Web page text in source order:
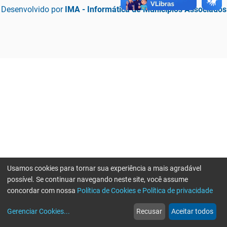
Desenvolvido por IMA - Informática de Municípios Associados
web
Notícias
more_horiz
Mais
Usamos cookies para tornar sua experiência a mais agradável
possível. Se continuar navegando neste site, você assume
concordar com nossa Política de Cookies e Política de privacidade
Gerenciar Cookies... Recusar Aceitar todos
Erro ao enviar informações, por favor tente novamente